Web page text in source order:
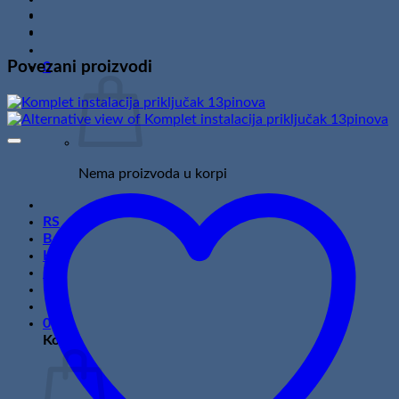
0
Nema proizvoda u korpi
RS
BA
HR
HU
0
Korpa
lampe
(1
+
1
količina
Povezani proizvodi